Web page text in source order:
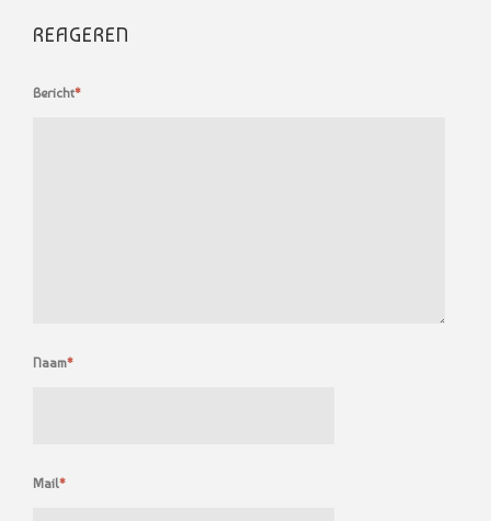
REAGEREN
Bericht*
Naam*
Mail*